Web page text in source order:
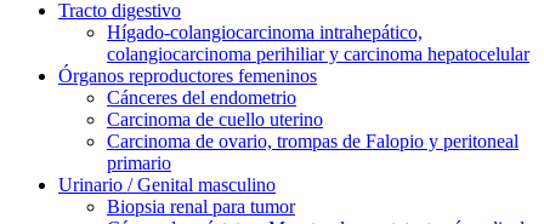
Tracto digestivo
Hígado-colangiocarcinoma intrahepático,
colangiocarcinoma perihiliar y carcinoma hepatocelular
Órganos reproductores femeninos
Cánceres del endometrio
Carcinoma de cuello uterino
Carcinoma de ovario, trompas de Falopio y peritoneal
primario
Urinario / Genital masculino
Biopsia renal para tumor